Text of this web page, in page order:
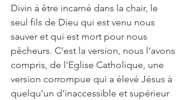
Divin à être incarné dans la chair, le
seul fils de Dieu qui est venu nous
sauver et qui est mort pour nous
pêcheurs. C’est la version, nous l’avons
compris, de l’Eglise Catholique, une
version corrompue qui a élevé Jésus à
quelqu’un d’inaccessible et supérieur